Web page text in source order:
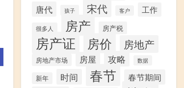
唐代 孩子 宋代 客户 工作
很多人 房产 房产税
房产证 房价 房地产
房地产市场 房屋 攻略 数据
新年 时间 春节 春节期间